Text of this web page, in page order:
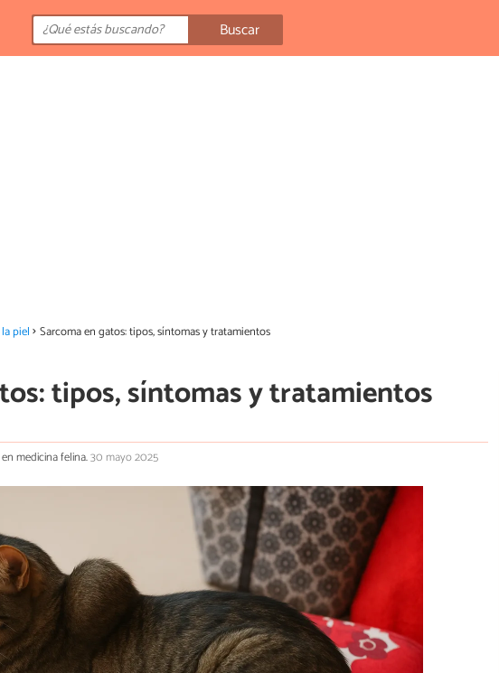
Buscar
piel Sarcoma en gatos: tipos, síntomas y tratamientos
tipos, síntomas y tratamientos
medicina felina.30 mayo 2025